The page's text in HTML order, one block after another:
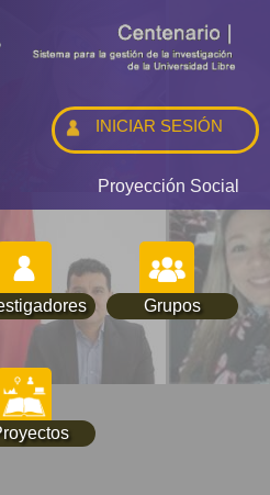
Proyección Social
Grupos
INICIAR SESIÓN